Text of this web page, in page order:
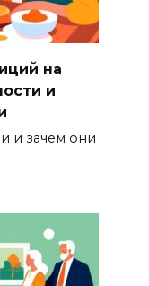
на
и
и зачем они